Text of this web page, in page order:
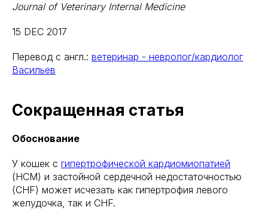
Journal of Veterinary Internal Medicine
15 DEC 2017
Перевод с англ.: ветеринар - невролог/кардиолог
Васильев
Сокращенная статья
Обоснование
У кошек с гипертрофической кардиомиопатией
(HCM) и застойной сердечной недостаточностью
(CHF) может исчезать как гипертрофия левого
желудочка, так и CHF.